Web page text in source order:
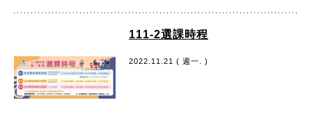
111-2選課時程
2022.11.21 ( 週一. )